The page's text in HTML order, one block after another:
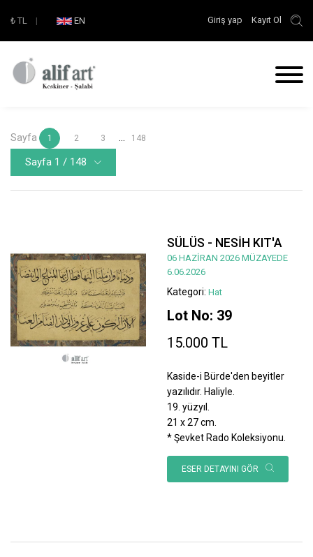
₺ TL | EN Giriş yap Kayıt Ol
Sayfa 1 2 3 148
Sayfa 1 / 148
SÜLÜS - NESİH KIT'A
06 HAZİRAN 2026 MÜZAYEDE
6.06.2026
Kategori: Hat
Lot No: 39
15.000 TL
Kaside-i Bürde'den beyitler
yazılıdır. Haliyle.
19. yüzyıl.
21 x 27 cm.
* Şevket Rado Koleksiyonu.
ESER DETAYINI GÖR